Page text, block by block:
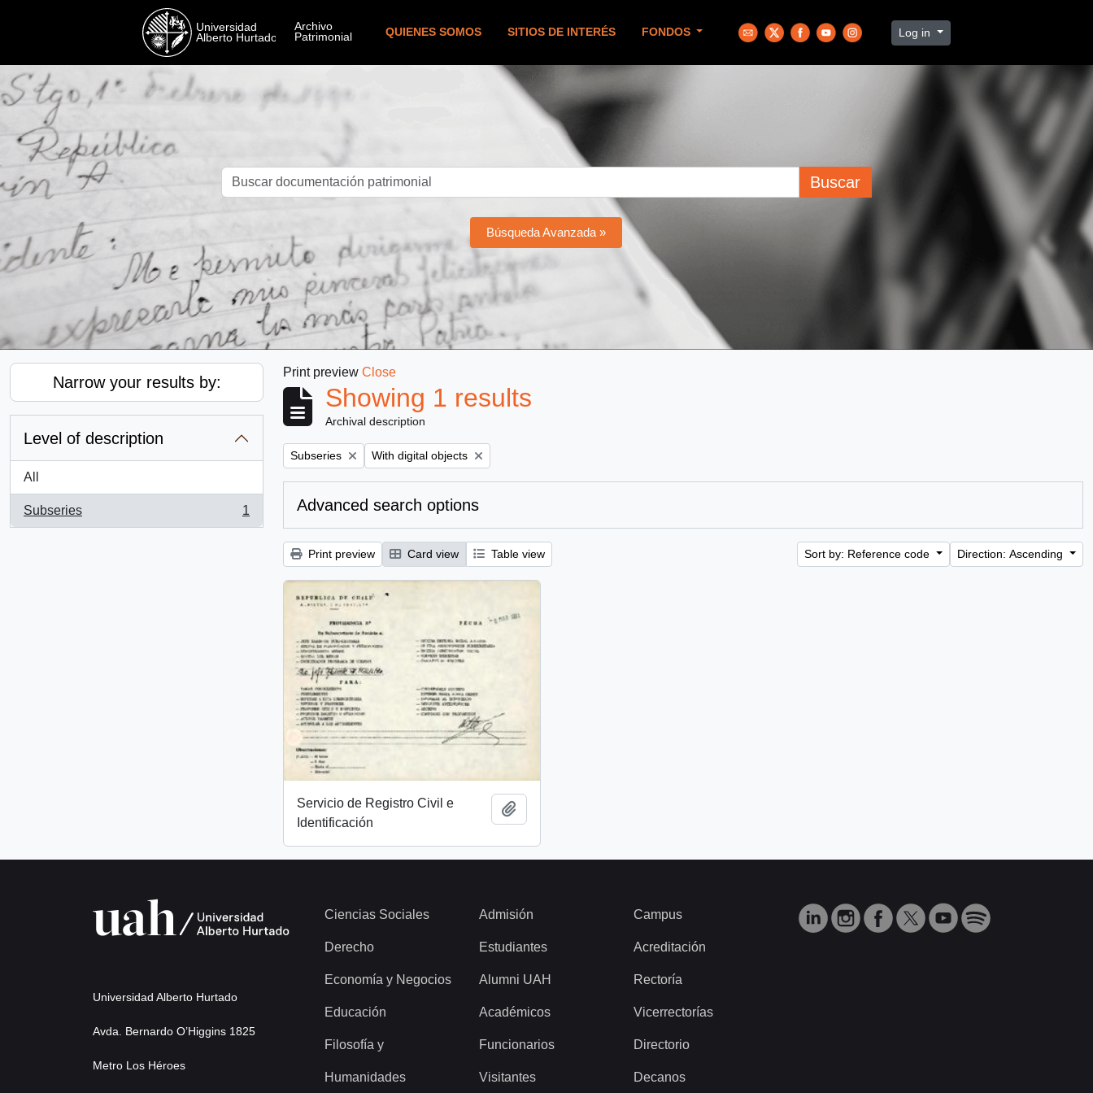
QUIENES SOMOS SITIOS DE INTERÉS FONDOS Log in
Buscar
Búsqueda Avanzada »
Narrow your results by:
Level of description
All
Subseries
, 1 results
1
Print preview Close
Showing 1 results
Archival description
Remove filter:
Subseries Remove filter:
With digital objects
Advanced search options
Print preview Card view Table view Sort by: Reference code Direction: Ascending
Servicio de Registro Civil e
Identificación
Universidad Alberto Hurtado
Avda. Bernardo O’Higgins 1825
Metro Los Héroes
Ciencias Sociales
Derecho
Economía y Negocios
Educación
Filosofía y
Humanidades
Admisión
Estudiantes
Alumni UAH
Académicos
Funcionarios
Visitantes
Campus
Acreditación
Rectoría
Vicerrectorías
Directorio
Decanos